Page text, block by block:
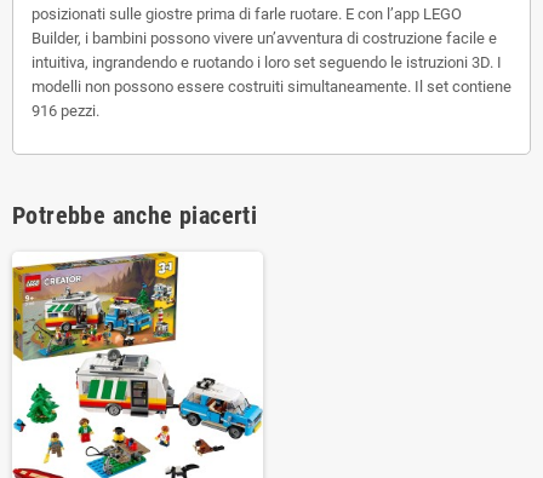
posizionati sulle giostre prima di farle ruotare. E con l’app LEGO
Builder, i bambini possono vivere un’avventura di costruzione facile e
intuitiva, ingrandendo e ruotando i loro set seguendo le istruzioni 3D. I
modelli non possono essere costruiti simultaneamente. Il set contiene
916 pezzi.
Potrebbe anche piacerti